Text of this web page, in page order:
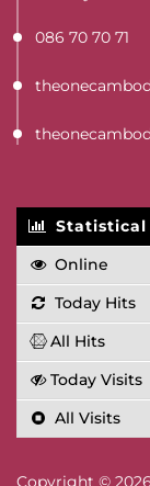
086 70 70 71
Statistical
Online
Today Hits
All Hits
Today Visits
All Visits
Copyright ©